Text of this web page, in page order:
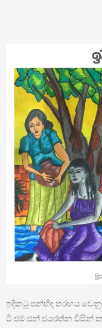
ඉදිකටු පන්හිඳ තරඟය
ටී.එම්.එන්.ජයරත්න විසින්